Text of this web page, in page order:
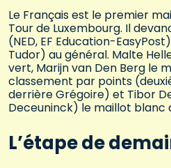
Le Français est le premier
Tour de Luxembourg. Il
(NED, EF Education-
Tudor) au général. Malte
vert, Marijn van Den Berg le
classement par points
derrière Grégoire) et Tibor
Deceuninck) le maillot blanc
L’étape de